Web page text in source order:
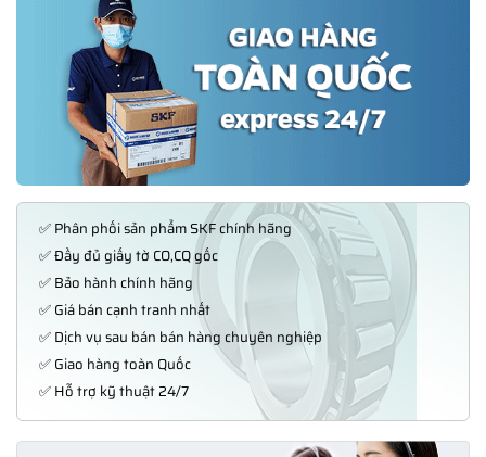
✅ Phân phối sản phẩm SKF chính hãng
✅ Đầy đủ giấy tờ CO,CQ gốc
✅ Bảo hành chính hãng
✅ Giá bán cạnh tranh nhất
✅ Dịch vụ sau bán bán hàng chuyên nghiệp
✅ Giao hàng toàn Quốc
✅ Hỗ trợ kỹ thuật 24/7